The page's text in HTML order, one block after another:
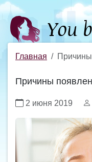
Главная
Причины
2 июня 2019